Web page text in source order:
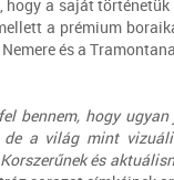
hogy a saját
a prémium
és a
bennem, hogy
de a világ mint
és